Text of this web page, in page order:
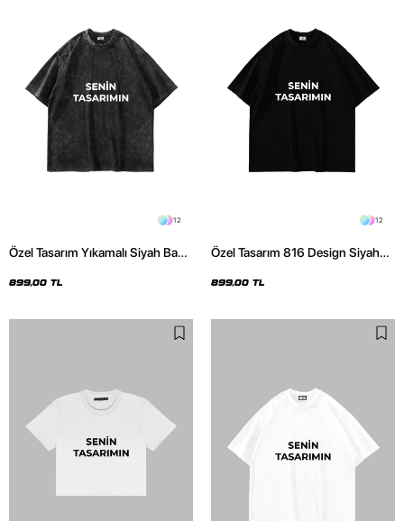
12
Özel Tasarım Yıkamalı Siyah Basic
899,00 TL
12
Özel Tasarım 816 Design Siyah
899,00 TL